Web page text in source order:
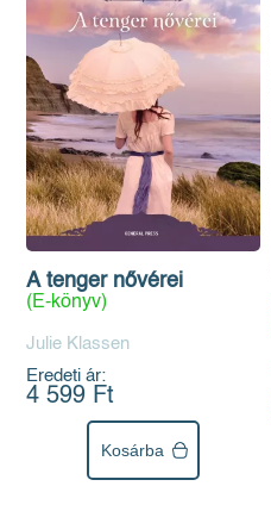
A tenger nővérei
(E-könyv)
Julie Klassen
Eredeti ár:
4 599 Ft
Kosárba